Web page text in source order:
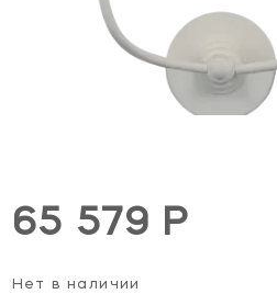
65 579 Р
Нет в наличии